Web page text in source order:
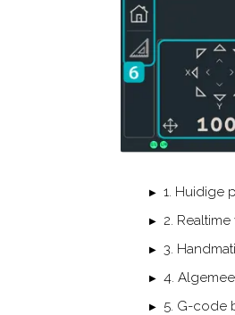
1. Huidige
2.
3.
4.
5. G-code